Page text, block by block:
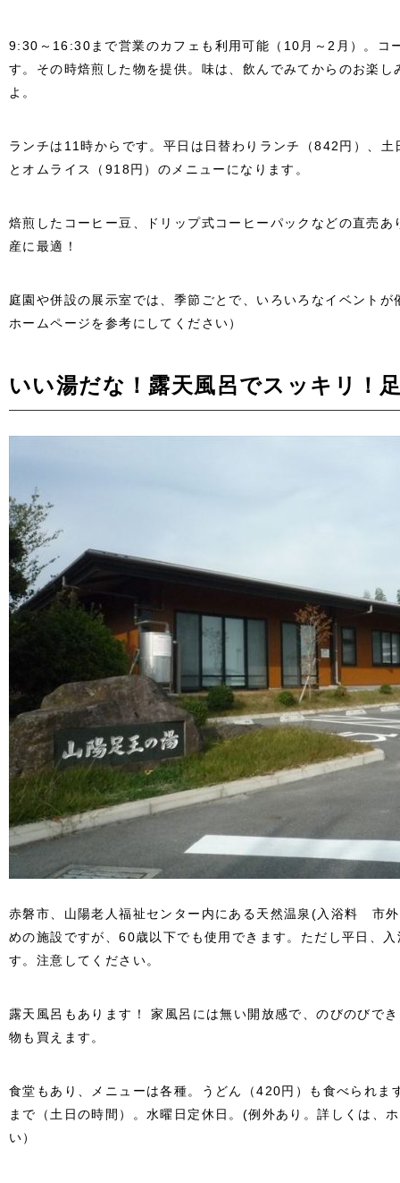
9:30～16:30まで営業のカフェも利用可能（10月～2月）。コ
す。その時焙煎した物を提供。味は、飲んでみてからのお楽
よ。
ランチは11時からです。平日は日替わりランチ（842円）、
とオムライス（918円）のメニューになります。
焙煎したコーヒー豆、ドリップ式コーヒーパックなどの直売
産に最適！
庭園や併設の展示室では、季節ごとで、いろいろなイベント
ホームページを参考にしてください）
いい湯だな！露天風呂でスッキリ！
赤磐市、山陽老人福祉センター内にある天然温泉(入浴料 市
めの施設ですが、60歳以下でも使用できます。ただし平日、
す。注意してください。
露天風呂もあります！ 家風呂には無い開放感で、のびのびで
物も買えます。
食堂もあり、メニューは各種。うどん（420円）も食べられ
まで（土日の時間）。水曜日定休日。(例外あり。詳しくは、
い）